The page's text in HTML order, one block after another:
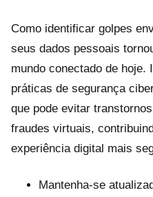
Como identificar golpes
seus dados pessoais
mundo conectado de
práticas de segurança
que pode evitar
fraudes virtuais,
experiência digital mais
Mantenha-se